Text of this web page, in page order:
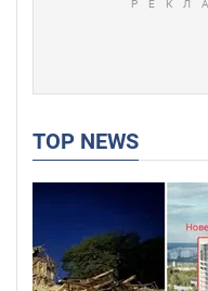
TOP NEWS